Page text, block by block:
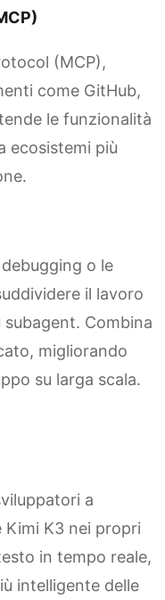
(MCP),
come GitHub,
le funzionalità
ecosistemi più
o le
il lavoro
Combina
migliorando
su larga scala.
a
K3 nei propri
in tempo reale,
intelligente delle